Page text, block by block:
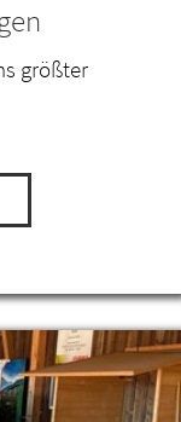
größter